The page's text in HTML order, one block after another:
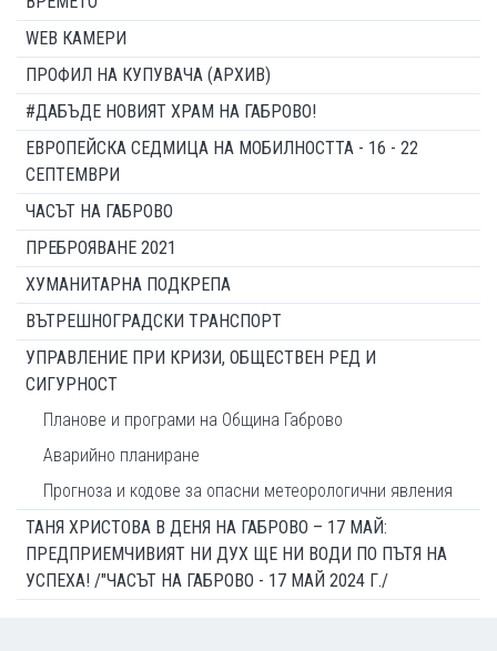
WEB КАМЕРИ
ПРОФИЛ НА КУПУВАЧА (АРХИВ)
#ДАБЪДЕ НОВИЯТ ХРАМ НА ГАБРОВО!
ЕВРОПЕЙСКА СЕДМИЦА НА МОБИЛНОСТТА - 16 - 22
СЕПТЕМВРИ
ЧАСЪТ НА ГАБРОВО
ПРЕБРОЯВАНЕ 2021
ХУМАНИТАРНА ПОДКРЕПА
ВЪТРЕШНОГРАДСКИ ТРАНСПОРТ
УПРАВЛЕНИЕ ПРИ КРИЗИ, ОБЩЕСТВЕН РЕД И
СИГУРНОСТ
Планове и програми на Община Габрово
Аварийно планиране
Прогноза и кодове за опасни метеорологични явления
ТАНЯ ХРИСТОВА В ДЕНЯ НА ГАБРОВО – 17 МАЙ:
ПРЕДПРИЕМЧИВИЯТ НИ ДУХ ЩЕ НИ ВОДИ ПО ПЪТЯ НА
УСПЕХА! /"ЧАСЪТ НА ГАБРОВО - 17 МАЙ 2024 Г./